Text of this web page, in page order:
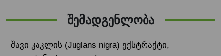
შემადგენლობა
შავი კაკლის (Juglans nigra) ექსტრაქტი,